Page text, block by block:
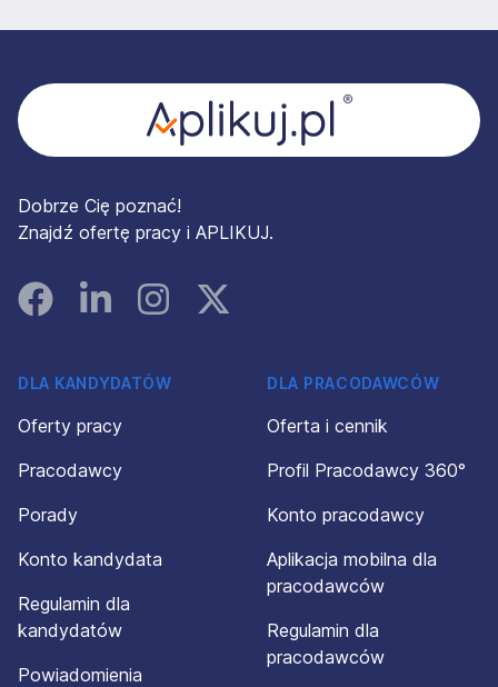
Dobrze Cię poznać!
Znajdź ofertę pracy i APLIKUJ.
FacebookLinked InInstagramInstagram
DLA KANDYDATÓW
Oferty pracy
Pracodawcy
Porady
Konto kandydata
Regulamin dla
kandydatów
Powiadomienia
DLA PRACODAWCÓW
Oferta i cennik
Profil Pracodawcy 360°
Konto pracodawcy
Aplikacja mobilna dla
pracodawców
Regulamin dla
pracodawców